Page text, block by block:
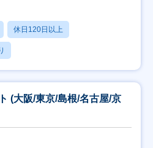
休日120日以上
(大阪/東京/島根/名古屋/京